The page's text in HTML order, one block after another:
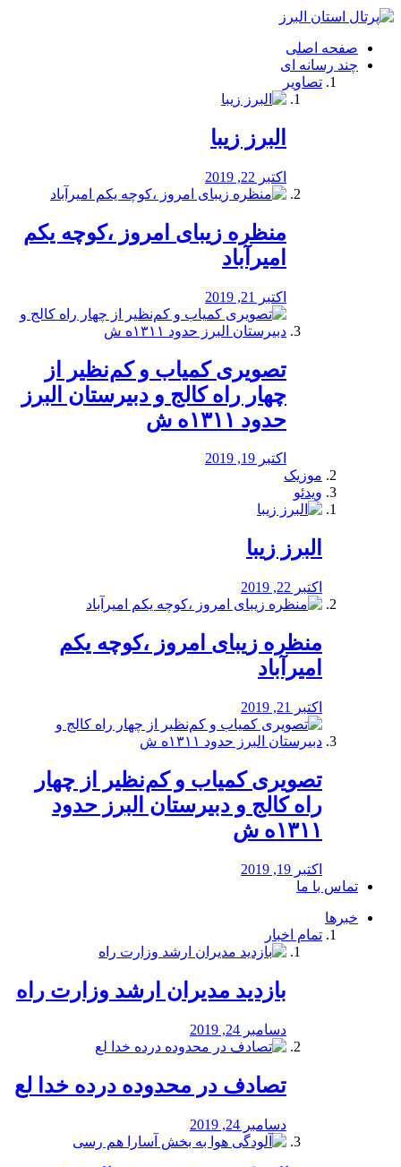
فصد
شرق
تهران
خشکشویی
صفحه اصلی
چند رسانه ای
تصاویر
البرز زیبا
اکتبر 22, 2019
منظره‌‌ زیبای امروز ،کوچه یکم
امیرآباد
اکتبر 21, 2019
️تصویری کمیاب و کم‌نظیر از
چهار راه كالج و دبيرستان البرز
حدود ۱۳۱۱ه ش
اکتبر 19, 2019
موزیک
ویدئو
البرز زیبا
اکتبر 22, 2019
منظره‌‌ زیبای امروز ،کوچه یکم
امیرآباد
اکتبر 21, 2019
️تصویری کمیاب و کم‌نظیر از چهار
راه كالج و دبيرستان البرز حدود
۱۳۱۱ه ش
اکتبر 19, 2019
تماس با ما
خبرها
تمام اخبار
بازدید مدیران ارشد وزارت راه
دسامبر 24, 2019
تصادف در محدوده درده خدا لع
دسامبر 24, 2019